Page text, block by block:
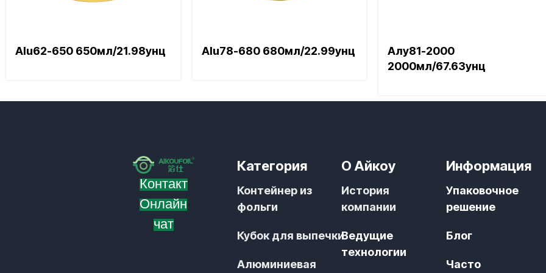
Alu62-650 650мл/21.98унц Alu78-680 680мл/22.99унц
Алу81-2000
2000мл/67.63унц
Контакт
Онлайн
чат
Категория
Контейнер из
фольги
Кубок для выпечки
Алюминиевая
О Айкоу
История
компании
Ведущие
технологии
Информация
Упаковочное
решение
Блог
Часто